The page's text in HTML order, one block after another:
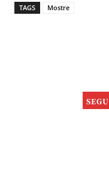
TAGS Mostre